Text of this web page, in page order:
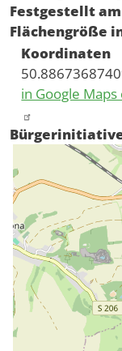
Festgestellt am
Flächengröße
Koordinaten
in Google